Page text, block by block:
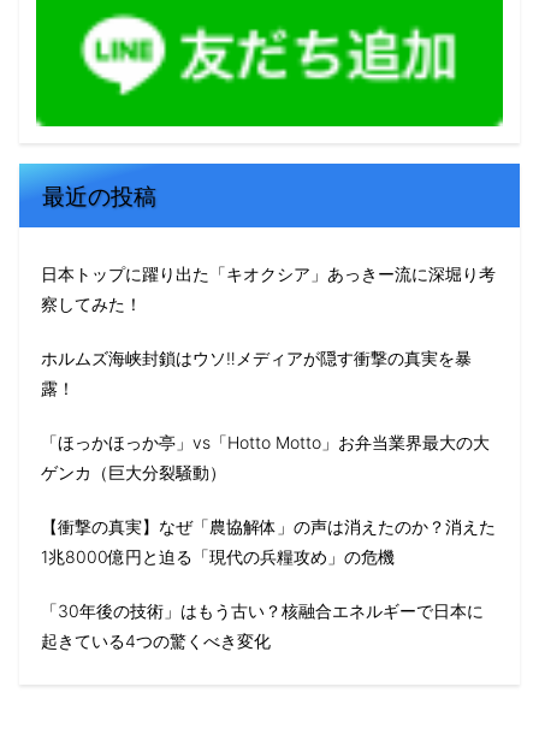
最近の投稿
日本トップに躍り出た「キオクシア」あっきー流に深堀り考
察してみた！
ホルムズ海峡封鎖はウソ‼️メディアが隠す衝撃の真実を暴
露！
「ほっかほっか亭」vs「Hotto Motto」お弁当業界最大の大
ゲンカ（巨大分裂騒動）
【衝撃の真実】なぜ「農協解体」の声は消えたのか？消えた
1兆8000億円と迫る「現代の兵糧攻め」の危機
「30年後の技術」はもう古い？核融合エネルギーで日本に
起きている4つの驚くべき変化